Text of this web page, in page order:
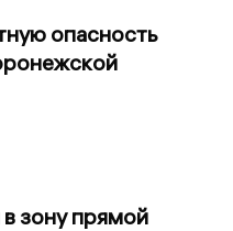
опасность
зону прямой